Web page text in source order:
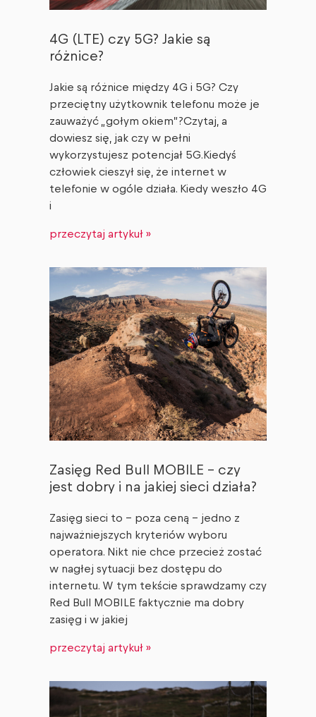
4G (LTE) czy 5G? Jakie są
różnice?
Jakie są różnice między 4G i 5G? Czy
przeciętny użytkownik telefonu może je
zauważyć „gołym okiem”?Czytaj, a
dowiesz się, jak czy w pełni
wykorzystujesz potencjał 5G.Kiedyś
człowiek cieszył się, że internet w
telefonie w ogóle działa. Kiedy weszło 4G
i
przeczytaj artykuł »
Zasięg Red Bull MOBILE – czy
jest dobry i na jakiej sieci działa?
Zasięg sieci to – poza ceną – jedno z
najważniejszych kryteriów wyboru
operatora. Nikt nie chce przecież zostać
w nagłej sytuacji bez dostępu do
internetu. W tym tekście sprawdzamy czy
Red Bull MOBILE faktycznie ma dobry
zasięg i w jakiej
przeczytaj artykuł »